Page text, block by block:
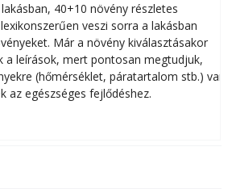
40+10 növény részletes
veszi sorra a lakásban
Már a növény kiválasztásakor
a leírások, mert pontosan megtudjuk,
(hőmérséklet, páratartalom stb.) van
az egészséges fejlődéshez.